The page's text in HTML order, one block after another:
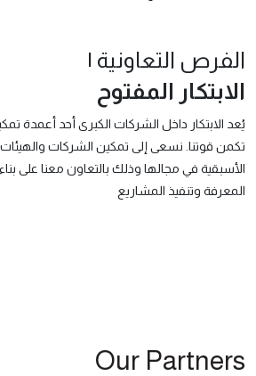
الفرص التعاونية |
الابتكار المفتوح
يُعد الابتكار داخل الشركات الكبرى أحد أعمدة
تكمن قوتنا. نسعى إلى تمكين الشركات
الأسبقية في مجالها وذلك بالتعاون معنا على
المعرفة وتنفيذ المشاريع
Our Partners